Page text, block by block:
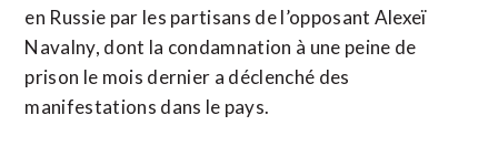
en Russie par les partisans de l’opposant Alexeï
Navalny, dont la condamnation à une peine de
prison le mois dernier a déclenché des
manifestations dans le pays.